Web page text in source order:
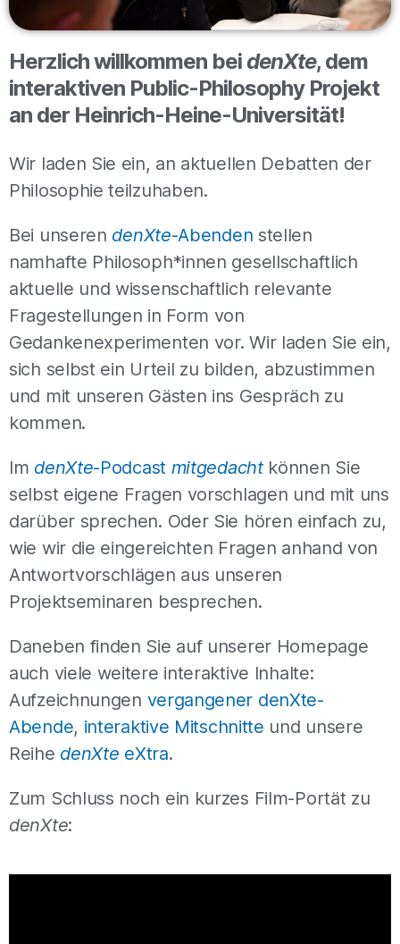
Herzlich willkommen beidenXte, dem
interaktiven Public-Philosophy Projekt
an der Heinrich-Heine-Universität!
Wir laden Sie ein, an aktuellen Debatten der
Philosophie teilzuhaben.
Bei unseren denXte-Abenden stellen
namhafte Philosoph*innen gesellschaftlich
aktuelle und wissenschaftlich relevante
Fragestellungen in Form von
Gedankenexperimenten vor. Wir laden Sie ein,
sich selbst ein Urteil zu bilden, abzustimmen
und mit unseren Gästen ins Gespräch zu
kommen.
Im denXte-Podcast mitgedachtkönnen Sie
selbst eigene Fragen vorschlagen und mit uns
darüber sprechen. Oder Sie hören einfach zu,
wie wir die eingereichten Fragen anhand von
Antwortvorschlägen aus unseren
Projektseminaren besprechen.
Daneben finden Sie auf unserer Homepage
auch viele weitere interaktive Inhalte:
Aufzeichnungen vergangener denXte-
Abende, interaktive Mitschnitte und unsere
Reihe denXte eXtra.
Zum Schluss noch ein kurzes Film-Portät zu
denXte: